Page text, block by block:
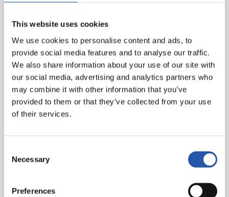
This website uses cookies
We use cookies to personalise content and ads, to
provide social media features and to analyse our traffic.
We also share information about your use of our site with
our social media, advertising and analytics partners who
may combine it with other information that you’ve
provided to them or that they’ve collected from your use
of their services.
Selection
Necessary
Preferences